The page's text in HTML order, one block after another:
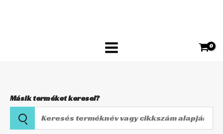
Másik terméket keresel?
Keresés
terméknév